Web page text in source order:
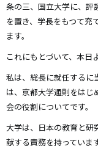
条の三、国立大学に、評
を置き、学長をもつて充
ます。
これにもとづいて、本日
私は、総長に就任するに
は、京都大学通則をはじ
会の役割についてです。
大学は、日本の教育と研
献する責務を持っていま